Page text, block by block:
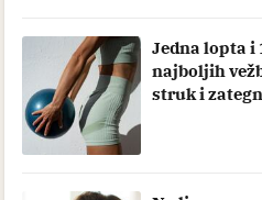
Jedna lopta i
najboljih
struk i